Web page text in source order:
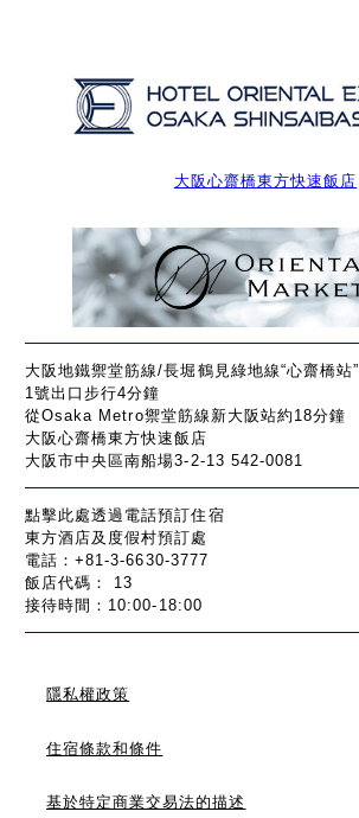
大阪心齋橋東方快速飯店
大阪地鐵禦堂筋線/長堀鶴見綠地線“心齋橋站”
1號出口步行4分鐘
從Osaka Metro禦堂筋線新大阪站約18分鐘
大阪心齋橋東方快速飯店
大阪市中央區南船場3-2-13 542-0081
點擊此處透過電話預訂住宿
東方酒店及度假村預訂處
電話：+81-3-6630-3777
飯店代碼： 13
接待時間：10:00-18:00
隱私權政策
住宿條款和條件
基於特定商業交易法的描述